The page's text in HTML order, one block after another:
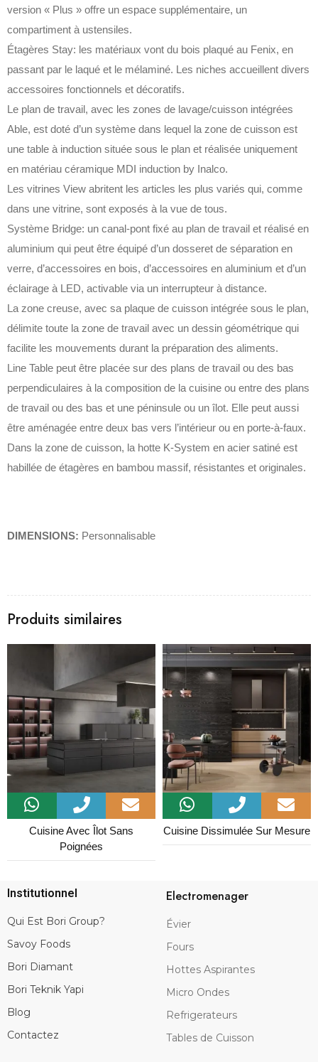
version « Plus » offre un espace supplémentaire, un
compartiment à ustensiles.‎
Étagères Stay: les matériaux vont du bois plaqué au Fenix, en
passant par le laqué et le mélaminé.‎ Les niches accueillent divers
accessoires fonctionnels et décoratifs.‎
Le plan de travail, avec les zones de lavage/cuisson intégrées
Able, est doté d’un système dans lequel la zone de cuisson est
une table à induction située sous le plan et réalisée uniquement
en matériau céramique MDI induction by Inalco.‎
Les vitrines View abritent les articles les plus variés qui, comme
dans une vitrine, sont exposés à la vue de tous.‎
Système Bridge: un canal-pont fixé au plan de travail et réalisé en
aluminium qui peut être équipé d’un dosseret de séparation en
verre, d’accessoires en bois, d’accessoires en aluminium et d’un
éclairage à LED, activable via un interrupteur à distance.‎
La zone creuse, avec sa plaque de cuisson intégrée sous le plan,
délimite toute la zone de travail avec un dessin géométrique qui
facilite les mouvements durant la préparation des aliments.‎
Line Table peut être placée sur des plans de travail ou des bas
perpendiculaires à la composition de la cuisine ou entre des plans
de travail ou des bas et une péninsule ou un îlot.‎ Elle peut aussi
être aménagée entre deux bas vers l’intérieur ou en porte-à-faux.‎
Dans la zone de cuisson, la hotte K-System en acier satiné est
habillée de étagères en bambou massif, résistantes et originales.‎
DIMENSIONS: Personnalisable
Produits similaires
Cuisine Avec Îlot Sans
Poignées
Cuisine Dissimulée Sur Mesure
Institutionnel
Qui Est Bori Group?
Savoy Foods
Bori Diamant
Bori Teknik Yapi
Blog
Contactez
Electromenager
Évier
Fours
Hottes Aspirantes
Micro Ondes
Refrigerateurs
Tables de Cuisson